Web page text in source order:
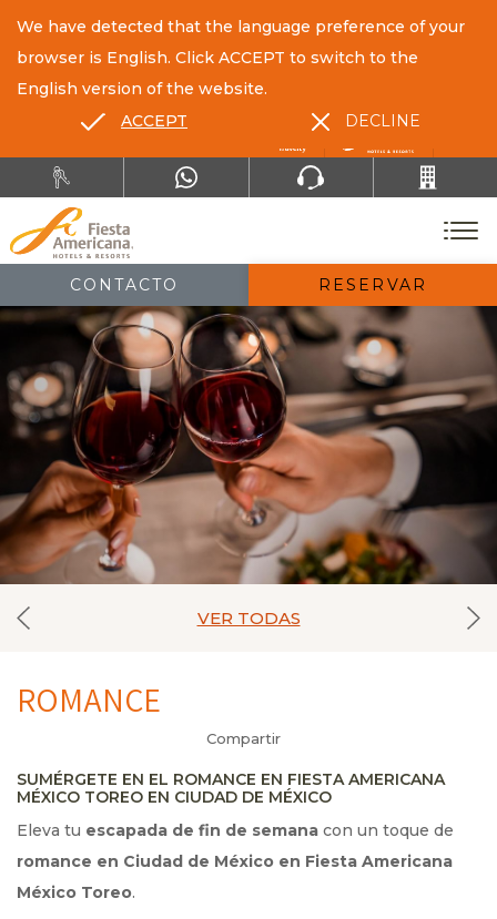
CONTACTO RESERVAR
We have detected that the language preference of your
browser is English. Click ACCEPT to switch to the
English version of the website.
ACCEPT
DECLINE
VER TODAS
ROMANCE
Compartir
SUMÉRGETE EN EL ROMANCE EN FIESTA AMERICANA
MÉXICO TOREO EN CIUDAD DE MÉXICO
Eleva tu escapada de fin de semana con un toque de
romance en Ciudad de México en Fiesta Americana
México Toreo.